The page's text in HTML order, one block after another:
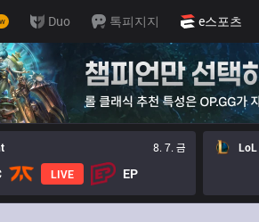
Duo 톡피지지 e스포츠
8. 7. 금
LIVE EP
LoL